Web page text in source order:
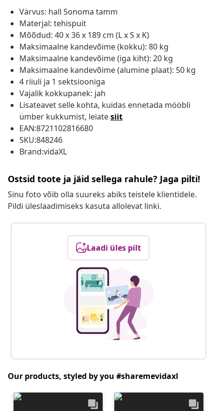
Värvus: hall Sonoma tamm
Materjal: tehispuit
Mõõdud: 40 x 36 x 189 cm (L x S x K)
Maksimaalne kandevõime (kokku): 80 kg
Maksimaalne kandevõime (iga kiht): 20 kg
Maksimaalne kandevõime (alumine plaat): 50 kg
4 riiuli ja 1 sektsiooniga
Vajalik kokkupanek: jah
Lisateavet selle kohta, kuidas ennetada mööbli
ümber kukkumist, leiatesiit
EAN:8721102816680
SKU:848246
Brand:vidaXL
Ostsid toote ja jäid sellega rahule? Jaga pilti!
Sinu foto võib olla suureks abiks teistele klientidele.
Pildi üleslaadimiseks kasuta allolevat linki.
Laadi üles pilt
Our products, styled by you #sharemevidaxl